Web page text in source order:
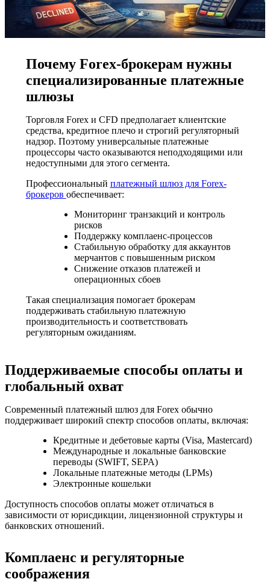
Почему Forex-брокерам нужны
специализированные платежные
шлюзы
Торговля Forex и CFD предполагает клиентские
средства, кредитное плечо и строгий регуляторный
надзор. Поэтому универсальные платежные
процессоры часто оказываются неподходящими или
недоступными для этого сегмента.
Профессиональный платежный шлюз для Forex-
брокеров обеспечивает:
Мониторинг транзакций и контроль
рисков
Поддержку комплаенс-процессов
Стабильную обработку для аккаунтов
мерчантов с повышенным риском
Снижение отказов платежей и
операционных сбоев
Такая специализация помогает брокерам
поддерживать стабильную платежную
производительность и соответствовать
регуляторным ожиданиям.
Поддерживаемые способы оплаты и
глобальный охват
Современный платежный шлюз для Forex обычно
поддерживает широкий спектр способов оплаты, включая:
Кредитные и дебетовые карты (Visa, Mastercard)
Международные и локальные банковские
переводы (SWIFT, SEPA)
Локальные платежные методы (LPMs)
Электронные кошельки
Доступность способов оплаты может отличаться в
зависимости от юрисдикции, лицензионной структуры и
банковских отношений.
Комплаенс и регуляторные
соображения